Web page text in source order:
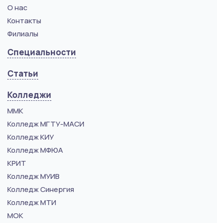
О нас
Контакты
Филиалы
Специальности
Статьи
Колледжи
ММК
Колледж МГТУ-МАСИ
Колледж КИУ
Колледж МФЮА
КРИТ
Колледж МУИВ
Колледж Синергия
Колледж МТИ
МОК